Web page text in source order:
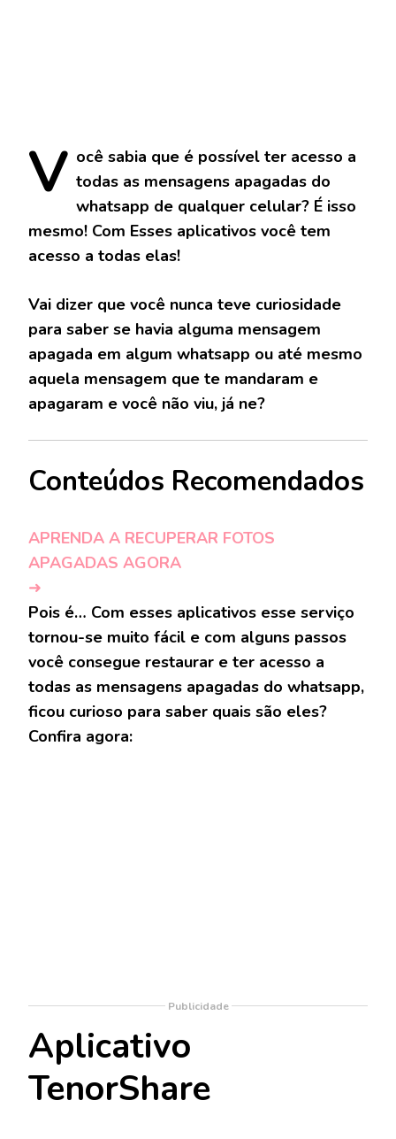
V ocê sabia que é possível ter acesso a
todas as mensagens apagadas do
whatsapp de qualquer celular? É isso
mesmo! Com Esses aplicativos você tem
acesso a todas elas!
Vai dizer que você nunca teve curiosidade
para saber se havia alguma mensagem
apagada em algum whatsapp ou até mesmo
aquela mensagem que te mandaram e
apagaram e você não viu, já ne?
Conteúdos Recomendados
APRENDA A RECUPERAR FOTOS
APAGADAS AGORA
➜
Pois é… Com esses aplicativos esse serviço
tornou-se muito fácil e com alguns passos
você consegue restaurar e ter acesso a
todas as mensagens apagadas do whatsapp,
ficou curioso para saber quais são eles?
Confira agora:
Publicidade
Aplicativo
TenorShare